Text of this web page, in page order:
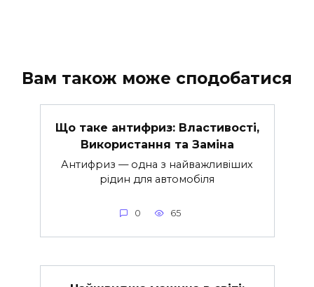
Вам також може сподобатися
Що таке антифриз: Властивості,
Використання та Заміна
Антифриз — одна з найважливіших
рідин для автомобіля
0 65